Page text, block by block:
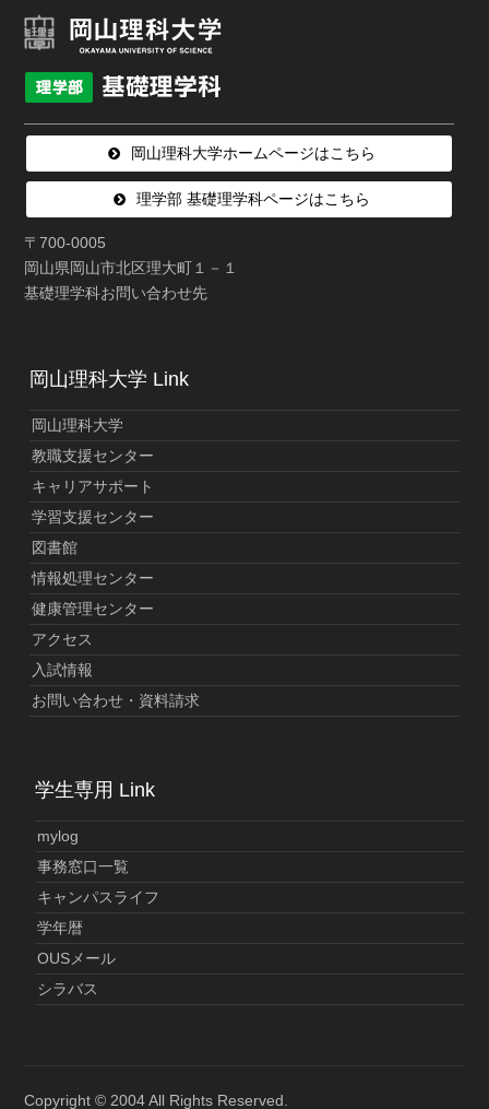
岡山理科大学ホームページはこちら
理学部 基礎理学科ページはこちら
〒700-0005
岡山県岡山市北区理大町１－１
基礎理学科お問い合わせ先
岡山理科大学 Link
岡山理科大学
教職支援センター
キャリアサポート
学習支援センター
図書館
情報処理センター
健康管理センター
アクセス
入試情報
お問い合わせ・資料請求
学生専用 Link
mylog
事務窓口一覧
キャンパスライフ
学年暦
OUSメール
シラバス
Copyright © 2004 All Rights Reserved.